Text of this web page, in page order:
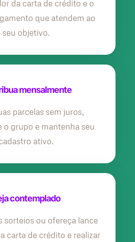
da carta de crédito e o
que atendem ao
seu objetivo.
mensalmente
parcelas sem juros,
o grupo e mantenha seu
ativo.
contemplado
sorteios ou ofereça lance
carta de crédito e realizar